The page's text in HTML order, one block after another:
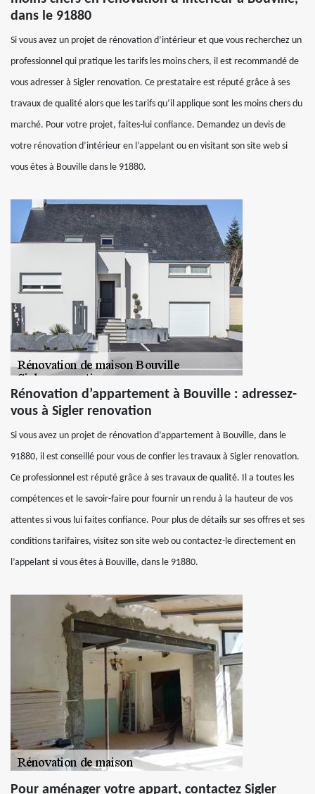
dans le 91880
Si vous avez un projet de rénovation d’intérieur et que vous recherchez un
professionnel qui pratique les tarifs les moins chers, il est recommandé de
vous adresser à Sigler renovation. Ce prestataire est réputé grâce à ses
travaux de qualité alors que les tarifs qu’il applique sont les moins chers du
marché. Pour votre projet, faites-lui confiance. Demandez un devis de
votre rénovation d’intérieur en l’appelant ou en visitant son site web si
vous êtes à Bouville dans le 91880.
Rénovation d’appartement à Bouville : adressez-
vous à Sigler renovation
Si vous avez un projet de rénovation d’appartement à Bouville, dans le
91880, il est conseillé pour vous de confier les travaux à Sigler renovation.
Ce professionnel est réputé grâce à ses travaux de qualité. Il a toutes les
compétences et le savoir-faire pour fournir un rendu à la hauteur de vos
attentes si vous lui faites confiance. Pour plus de détails sur ses offres et ses
conditions tarifaires, visitez son site web ou contactez-le directement en
l’appelant si vous êtes à Bouville, dans le 91880.
Pour aménager votre appart, contactez Sigler